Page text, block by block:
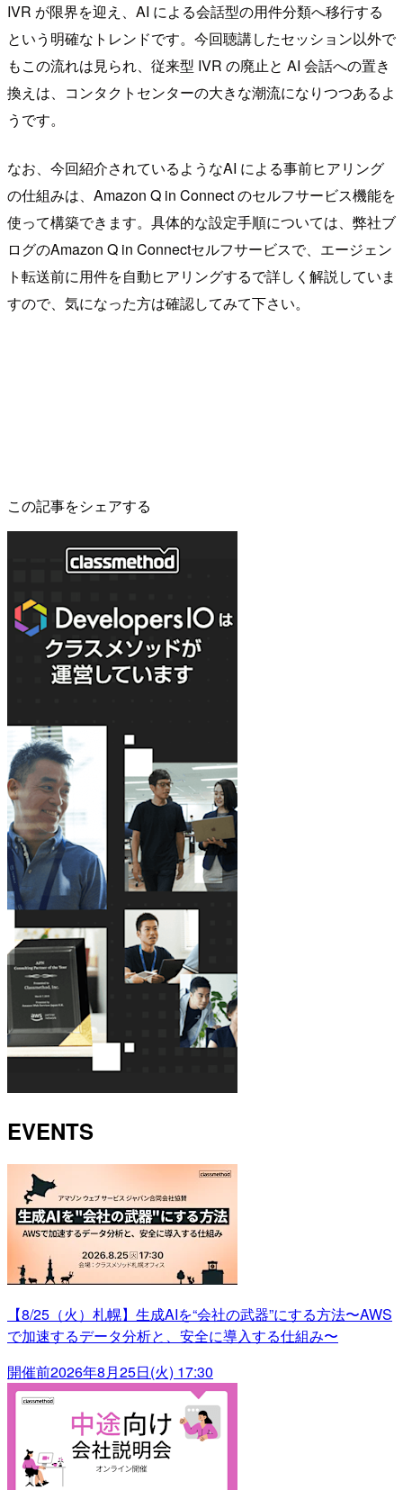
IVR が限界を迎え、AI による会話型の用件分類へ移行する
という明確なトレンドです。今回聴講したセッション以外で
もこの流れは見られ、従来型 IVR の廃止と AI 会話への置き
換えは、コンタクトセンターの大きな潮流になりつつあるよ
うです。
なお、今回紹介されているようなAI による事前ヒアリング
の仕組みは、Amazon Q in Connect のセルフサービス機能を
使って構築できます。具体的な設定手順については、弊社ブ
ログのAmazon Q in Connectセルフサービスで、エージェン
ト転送前に用件を自動ヒアリングするで詳しく解説していま
すので、気になった方は確認してみて下さい。
この記事をシェアする
EVENTS
【8/25（火）札幌】生成AIを“会社の武器”にする方法〜AWS
で加速するデータ分析と、安全に導入する仕組み〜
開催前2026年8月25日(火) 17:30